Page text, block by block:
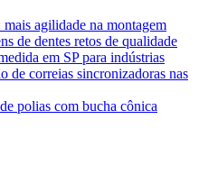
agilidade na montagem
de dentes retos de qualidade
em SP para indústrias
de correias sincronizadoras nas
polias com bucha cônica